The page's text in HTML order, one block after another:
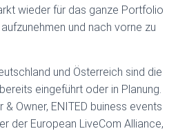
wieder für das ganze Portfolio
und nach vorne zu
und Österreich sind die
eingeführt oder in Planung.
Owner, ENITED buiness events
der European LiveCom Alliance,